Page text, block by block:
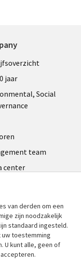
jaar
Social
team
center
van derden om een
zijn noodzakelijk
standaard ingesteld.
toestemming
U kunt alle, geen of